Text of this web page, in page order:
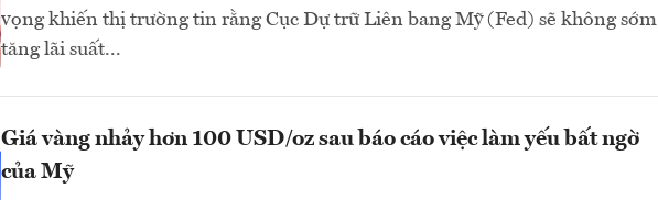
vọng khiến thị trường tin rằng Cục Dự trữ Liên bang Mỹ (Fed) sẽ không sớm
tăng lãi suất...
Giá vàng nhảy hơn 100 USD/oz sau báo cáo việc làm yếu bất ngờ
của Mỹ